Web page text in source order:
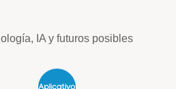
IA y futuros posibles